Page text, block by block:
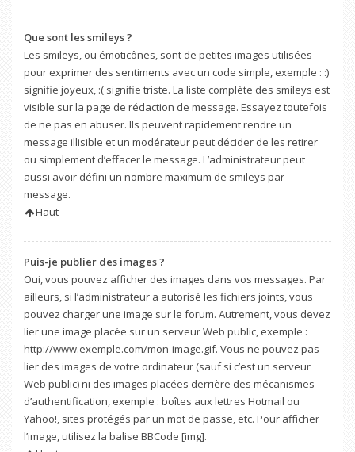
Que sont les smileys ?
Les smileys, ou émoticônes, sont de petites images utilisées
pour exprimer des sentiments avec un code simple, exemple : :)
signifie joyeux, :( signifie triste. La liste complète des smileys est
visible sur la page de rédaction de message. Essayez toutefois
de ne pas en abuser. Ils peuvent rapidement rendre un
message illisible et un modérateur peut décider de les retirer
ou simplement d’effacer le message. L’administrateur peut
aussi avoir défini un nombre maximum de smileys par
message.
Haut
Puis-je publier des images ?
Oui, vous pouvez afficher des images dans vos messages. Par
ailleurs, si l’administrateur a autorisé les fichiers joints, vous
pouvez charger une image sur le forum. Autrement, vous devez
lier une image placée sur un serveur Web public, exemple :
http://www.exemple.com/mon-image.gif. Vous ne pouvez pas
lier des images de votre ordinateur (sauf si c’est un serveur
Web public) ni des images placées derrière des mécanismes
d’authentification, exemple : boîtes aux lettres Hotmail ou
Yahoo!, sites protégés par un mot de passe, etc. Pour afficher
l’image, utilisez la balise BBCode [img].